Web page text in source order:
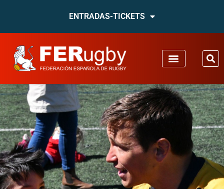
ENTRADAS-TICKETS